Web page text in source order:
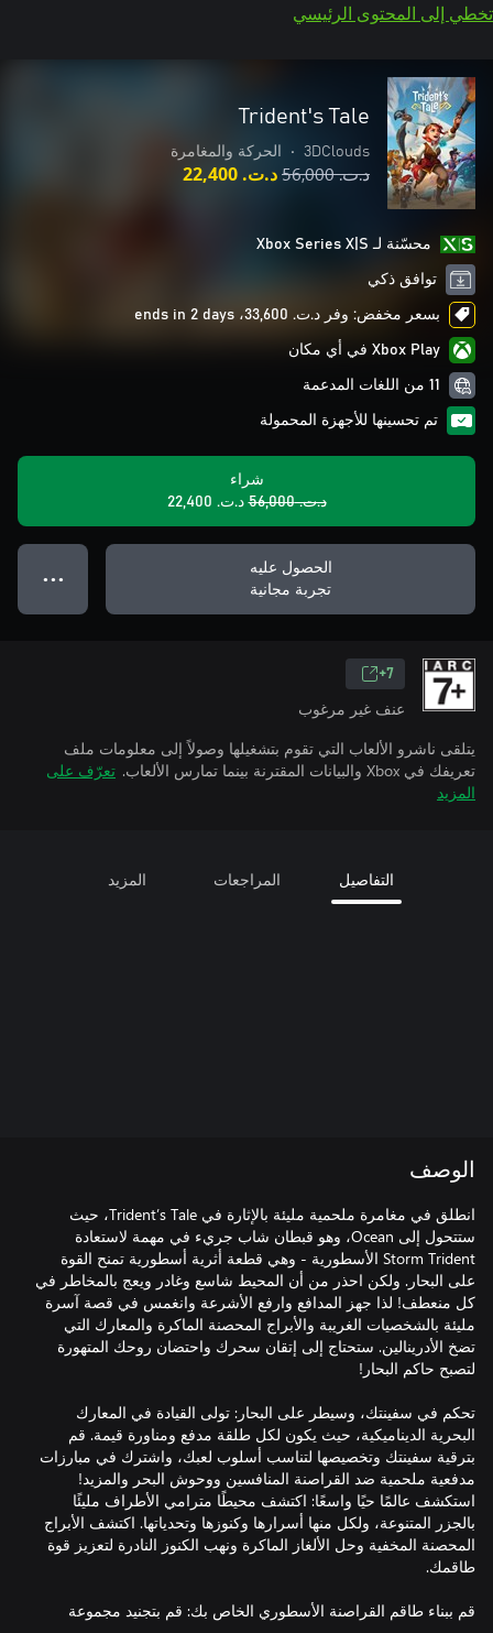
تخطي إلى المحتوى الرئيسي
Trident's Tale
3DClouds
• الحركة والمغامرة
د.ت.‏ 56,000 د.ت.‏ 22,400
محسّنة لـ Xbox Series X|S
توافق ذكي
بسعر مخفض: وفر د.ت.‏ 33,600، ends in 2 days
Xbox Play في أي مكان
11 من اللغات المدعمة
تم تحسينها للأجهزة المحمولة
شراء
د.ت.‏ 56,000
د.ت.‏ 22,400
الحصول عليه
تجربة مجانية
● ● ●
7+
عنف غير مرغوب
يتلقى ناشرو الألعاب التي تقوم بتشغيلها وصولاً إلى معلومات ملف
تعريفك في Xbox والبيانات المقترنة بينما تمارس الألعاب.
تعرّف على
المزيد
التفاصيل المراجعات المزيد
الوصف
انطلق في مغامرة ملحمية مليئة بالإثارة في Trident’s Tale، حيث
ستتحول إلى Ocean، وهو قبطان شاب جريء في مهمة لاستعادة
Storm Trident الأسطورية - وهي قطعة أثرية أسطورية تمنح القوة
على البحار. ولكن احذر من أن المحيط شاسع وغادر ويعج بالمخاطر في
كل منعطف! لذا جهز المدافع وارفع الأشرعة وانغمس في قصة آسرة
مليئة بالشخصيات الغريبة والأبراج المحصنة الماكرة والمعارك التي
تضخ الأدرينالين. ستحتاج إلى إتقان سحرك واحتضان روحك المتهورة
تحكم في سفينتك، وسيطر على البحار: تولى القيادة في المعارك
البحرية الديناميكية، حيث يكون لكل طلقة مدفع ومناورة قيمة. قم
بترقية سفينتك وتخصيصها لتناسب أسلوب لعبك، واشترك في مبارزات
استكشف عالمًا حيًا واسعًا: اكتشف محيطًا مترامي الأطراف مليئًا
بالجزر المتنوعة، ولكل منها أسرارها وكنوزها وتحدياتها. اكتشف الأبراج
المحصنة المخفية وحل الألغاز الماكرة ونهب الكنوز النادرة لتعزيز قوة
قم ببناء طاقم القراصنة الأسطوري الخاص بك: قم بتجنيد مجموعة